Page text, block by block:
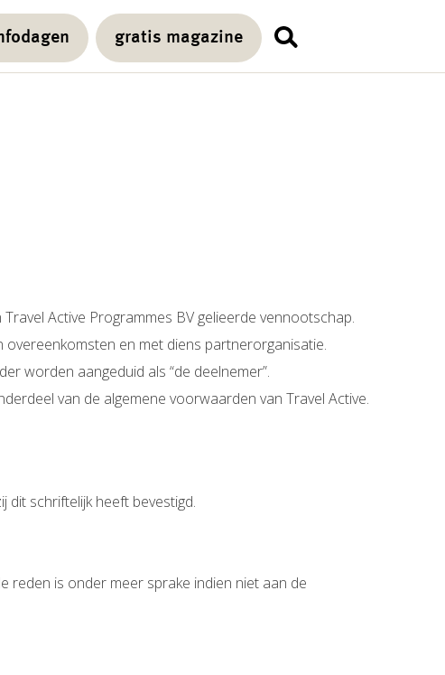
gratis magazine
Active Programmes BV gelieerde vennootschap.
overeenkomsten en met diens partnerorganisatie.
worden aangeduid als “de deelnemer”.
van de algemene voorwaarden van Travel Active.
schriftelijk heeft bevestigd.
reden is onder meer sprake indien niet aan de